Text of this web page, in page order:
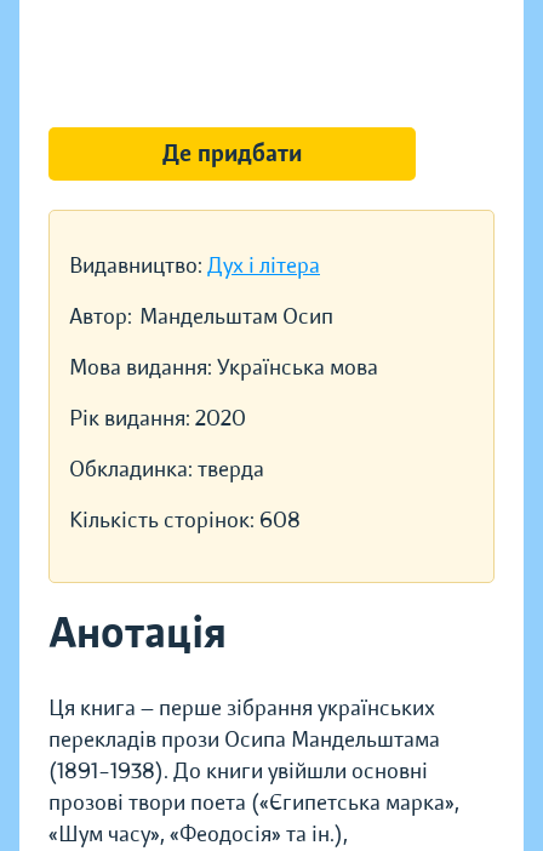
Видавництво: Дух і літера
Автор: Мандельштам Осип
Мова видання: Українська мова
Рік видання: 2020
Обкладинка: тверда
Кількість сторінок: 608
Анотація
Ця книга — перше зібрання українських
перекладів прози Осипа Мандельштама
(1891–1938). До книги увійшли основні
прозові твори поета («Єгипетська марка»,
«Шум часу», «Феодосія» та ін.),
Де придбати